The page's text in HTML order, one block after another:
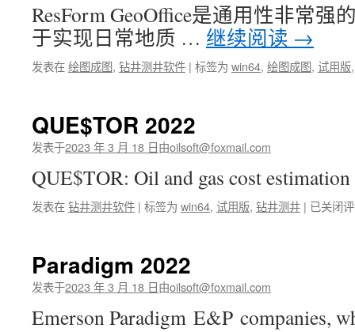
ResForm GeoOffice是通用性非常强
于实现日常地质 … 继续阅读 →
发表在绘图成图, 钻井测井软件 | 标签为 win64, 绘图成图, 试用版
QUE$TOR 2022
发表于2023 年 3 月 18 日由oilsoft@foxmail.com
QUE$TOR: Oil and gas cost
发表在钻井测井软件 | 标签为 win64, 试用版, 钻井测井 | 已关闭
Paradigm 2022
发表于2023 年 3 月 18 日由oilsoft@foxmail.com
Emerson Paradigm E&P companies,